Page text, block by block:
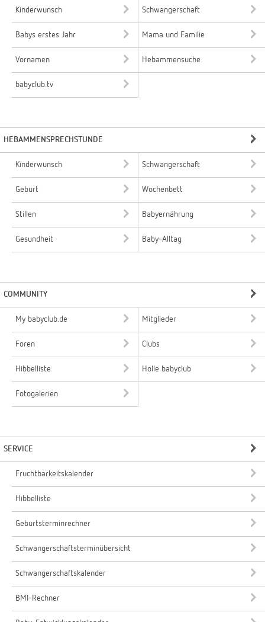
Kinderwunsch Schwangerschaft
Babys erstes Jahr Mama und Familie
Vornamen Hebammensuche
babyclub.tv
HEBAMMENSPRECHSTUNDE
Kinderwunsch Schwangerschaft
Geburt Wochenbett
Stillen Babyernährung
Gesundheit Baby-Alltag
COMMUNITY
My babyclub.de Mitglieder
Foren Clubs
Hibbelliste Holle babyclub
Fotogalerien
SERVICE
Fruchtbarkeitskalender
Hibbelliste
Geburtsterminrechner
Schwangerschaftsterminübersicht
Schwangerschaftskalender
BMI-Rechner